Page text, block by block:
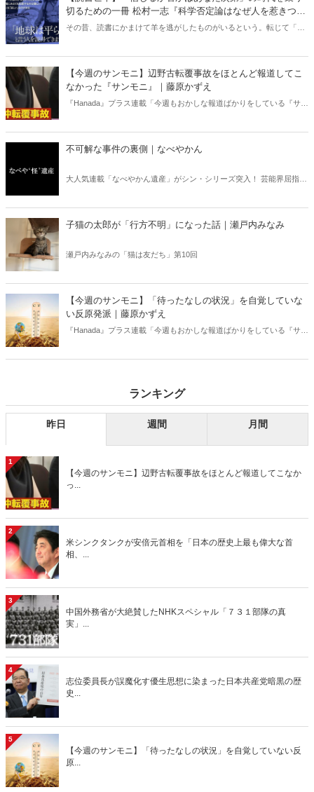
切るための一冊 松村一志『科学否定論はなぜ人を惹きつけ
るのか』（ちくま新書）｜梶原麻衣子
その昔、読書にかまけて羊を逃がしたものがいるという。転じて「読
ある。元月刊『Hanada』編集部員のライター・梶原がお送りする時事
書評！
【今週のサンモニ】辺野古転覆事故をほとんど報道してこ
なかった『サンモニ』｜藤原かずえ
『Hanada』プラス連載「今週もおかしな報道ばかりをしている『サン
不可解な事件の裏側｜なべやかん
大人気連載「なべやかん遺産」がシン・シリーズ突入！ 芸能界屈指の
信じるか信じないかは、あなた次第！ 芸能ニュース
子猫の太郎が「行方不明」になった話｜瀬戸内みなみ
瀬戸内みなみの「猫は友だち」第10回
【今週のサンモニ】「待ったなしの状況」を自覚していな
い反原発派｜藤原かずえ
『Hanada』プラス連載「今週もおかしな報道ばかりをしている『サン
ランキング
昨日 週間 月間
1
【今週のサンモニ】辺野古転覆事故をほとんど報道してこなか
っ...
2
米シンクタンクが安倍元首相を「日本の歴史上最も偉大な首
相、...
3
中国外務省が大絶賛したNHKスペシャル「７３１部隊の真
実」...
4
志位委員長が誤魔化す優生思想に染まった日本共産党暗黒の歴
史...
5
【今週のサンモニ】「待ったなしの状況」を自覚していない反
原...